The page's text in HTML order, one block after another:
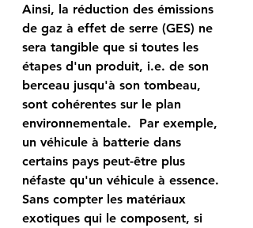
Ainsi, la réduction des émissions
de gaz à effet de serre (GES) ne
sera tangible que si toutes les
étapes d'un produit, i.e. de son
berceau jusqu'à son tombeau,
sont cohérentes sur le plan
environnementale.  Par exemple,
un véhicule à batterie dans
certains pays peut-être plus
néfaste qu'un véhicule à essence.
Sans compter les matériaux
exotiques qui le composent, si